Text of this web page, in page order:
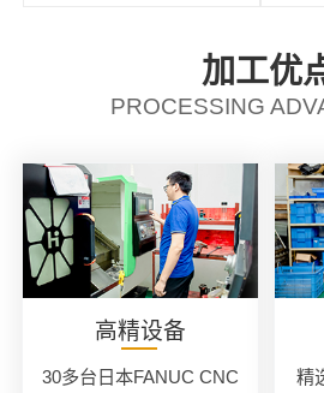
加工优
PROCESSING
高精设备
30多台日本FANUC CNC
精